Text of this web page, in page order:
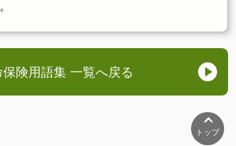
険用語集 一覧へ戻る
トップ